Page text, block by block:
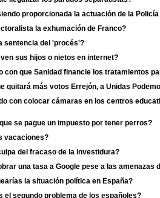
proporcionada la actuación de la
la exhumación de Franco?
sentencia del 'procés'?
sus hijos o nietos en internet?
con que Sanidad financie los tratamientos
quitará más votos Errejón, a Unidas
con colocar cámaras en los centros
se pague un impuesto por tener perros?
vacaciones?
del fracaso de la investidura?
una tasa a Google pese a las amenazas
la situación política en España?
el segundo problema de los españoles?